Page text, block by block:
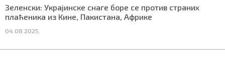
Зеленски: Украјинске снаге боре се против страних
плаћеника из Кине, Пакистана, Африке
04.08.2025.
СВЕТ